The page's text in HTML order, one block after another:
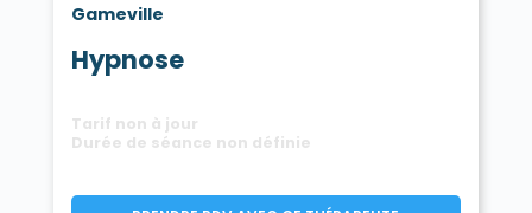
Gameville
Hypnose
Tarif non à jour
Durée de séance non définie